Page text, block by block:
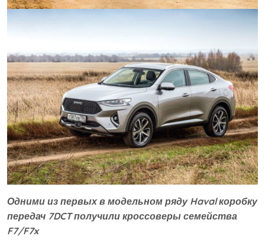
Одними из первых в модельном ряду Haval коробку
передач 7DCT получили кроссоверы семейства
F7/F7x